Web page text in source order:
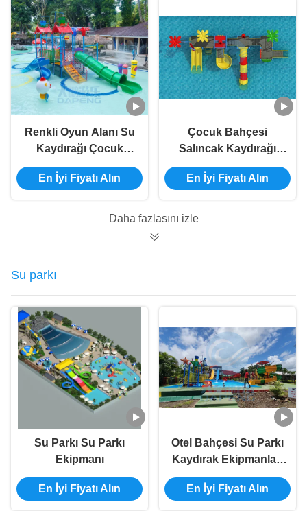
Renkli Oyun Alanı Su
Kaydırağı Çocuk
Fiberglas Havuz
Kaydırağı RoHS
En İyi Fiyatı Alın
Çocuk Bahçesi
Salıncak Kaydırağı
Fiberglas Açık
Salıncak Seti Su
En İyi Fiyatı Alın
Daha fazlasını izle
Su parkı
Su Parkı Su Parkı
Ekipmanı
En İyi Fiyatı Alın
Otel Bahçesi Su Parkı
Kaydırak Ekipmanları
Fiberglas HDG Çelik
En İyi Fiyatı Alın